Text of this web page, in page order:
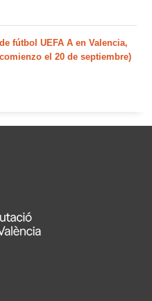
fútbol UEFA A en Valencia,
el 20 de septiembre)